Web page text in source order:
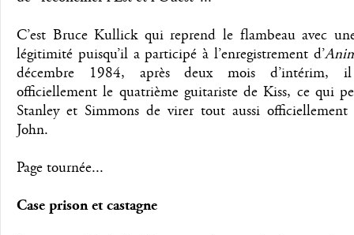
C’est Bruce Kullick qui reprend le flambeau avec
légitimité puisqu’il a participé à l’enregistrement d’
décembre 1984, après deux mois d’intérim,
officiellement le quatrième guitariste de Kiss, ce qui
Stanley et Simmons de virer tout aussi
John.
Page tournée...
Case prison et castagne